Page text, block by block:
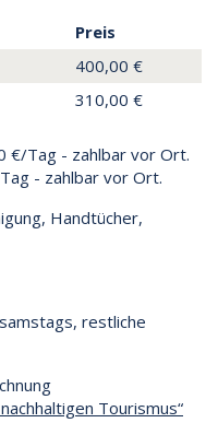
Preis
400,00 €
310,00 €
€/Tag - zahlbar vor Ort.
- zahlbar vor Ort.
Handtücher,
restliche
Tourismus“